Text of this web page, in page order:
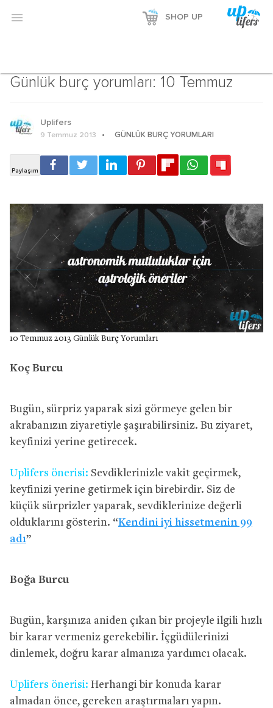
 SHOP UP
Günlük burç yorumları: 10 Temmuz
Uplifers
9 Temmuz 2013 GÜNLÜK BURÇ YORUMLARI
10 Temmuz 2013 Günlük Burç Yorumları
Koç Burcu
Bugün, sürpriz yaparak sizi görmeye gelen bir
akrabanızın ziyaretiyle şaşırabilirsiniz. Bu ziyaret,
keyfinizi yerine getirecek.
Uplifers önerisi: Sevdiklerinizle vakit geçirmek,
keyfinizi yerine getirmek için birebirdir. Siz de
küçük sürprizler yaparak, sevdiklerinize değerli
olduklarını gösterin. “Kendini iyi hissetmenin 99
adı”
Boğa Burcu
Bugün, karşınıza aniden çıkan bir projeyle ilgili hızlı
bir karar vermeniz gerekebilir. İçgüdülerinizi
dinlemek, doğru karar almanıza yardımcı olacak.
Uplifers önerisi: Herhangi bir konuda karar
almadan önce, gereken araştırmaları yapın.